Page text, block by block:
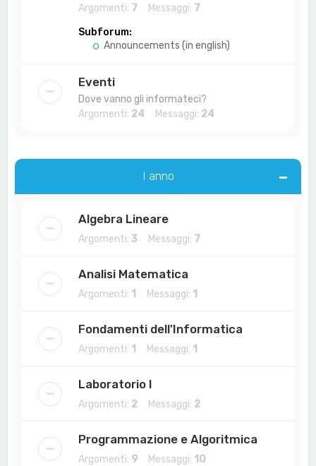
Argomenti: 7 Messaggi: 7
Subforum:
Announcements (in english)
Eventi
Dove vanno gli informateci?
Argomenti: 24 Messaggi: 24
I anno
Algebra Lineare
Argomenti: 3 Messaggi: 7
Analisi Matematica
Argomenti: 1 Messaggi: 1
Fondamenti dell'Informatica
Argomenti: 1 Messaggi: 1
Laboratorio I
Argomenti: 2 Messaggi: 2
Programmazione e Algoritmica
Argomenti: 9 Messaggi: 10